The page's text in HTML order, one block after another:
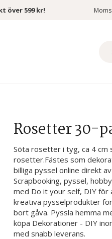
över 599 kr!
Rosetter 30-
Söta rosetter i tyg, ca 4
rosetter.Fästes som
billiga pyssel online direkt
Scrapbooking, pyssel,
med Do it your self, DIY för
kreativa pysselprodukter
bort gåva. Pyssla hemma
köpa Dekorationer - DIY
med snabb leverans.